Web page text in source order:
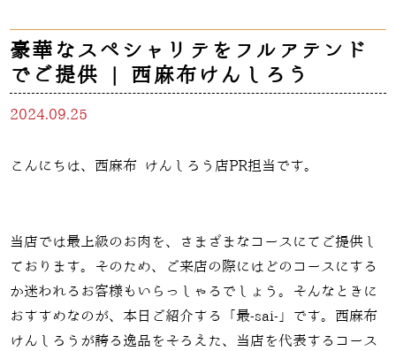
豪華なスペシャリテをフルアテンド
でご提供 | 西麻布けんしろう
2024.09.25
こんにちは、西麻布 けんしろう店PR担当です。
当店では最上級のお肉を、さまざまなコースにてご提供し
ております。そのため、ご来店の際にはどのコースにする
か迷われるお客様もいらっしゃるでしょう。そんなときに
おすすめなのが、本日ご紹介する「最-sai- 」です。西麻布
けんしろうが誇る逸品をそろえた、当店を代表するコース